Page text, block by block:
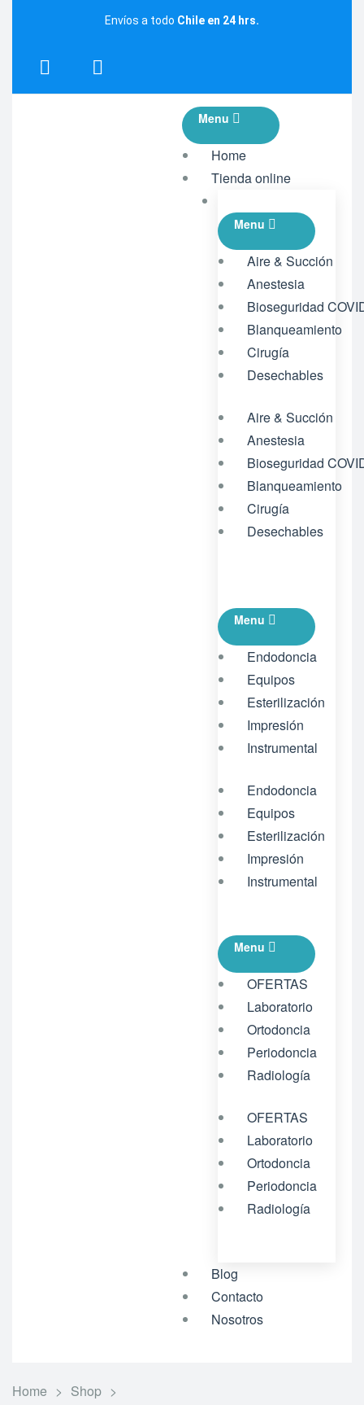
Envíos a todo Chile en 24 hrs.
Menu
Home
Tienda online
Menu
Aire & Succión
Anestesia
Bioseguridad
Blanqueamiento
Cirugía
Desechables
Aire & Succión
Anestesia
Bioseguridad
Blanqueamiento
Cirugía
Desechables
Menu
Endodoncia
Equipos
Esterilización
Impresión
Instrumental
Endodoncia
Equipos
Esterilización
Impresión
Instrumental
Menu
OFERTAS
Laboratorio
Ortodoncia
Periodoncia
Radiología
OFERTAS
Laboratorio
Ortodoncia
Periodoncia
Radiología
Blog
Contacto
Nosotros
Home > Shop >